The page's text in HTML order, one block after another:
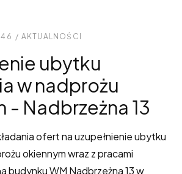
/ AKTUALNOŚCI
ubytku
w nadprożu
- Nadbrzeżna 13
ofert na uzupełnienie ubytku
okiennym wraz z pracami
budynku WM Nadbrzeżna 13 w